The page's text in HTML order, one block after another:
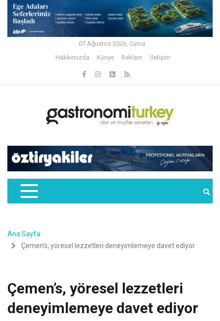
07 Ağustos 2026, Cuma
Hakkımızda
Künye Reklam İletişim
Ana Sayfa
Çemen’s, yöresel lezzetleri deneyimlemeye davet ediyor
Çemen’s, yöresel lezzetleri
deneyimlemeye davet ediyor